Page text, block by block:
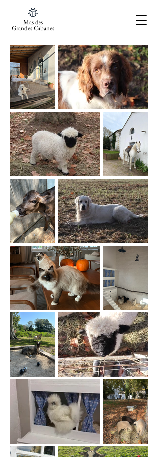
Mas des
Grandes Cabanes